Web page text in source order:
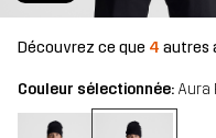
Découvrez ce que 4 autres
Couleur sélectionnée: Aura